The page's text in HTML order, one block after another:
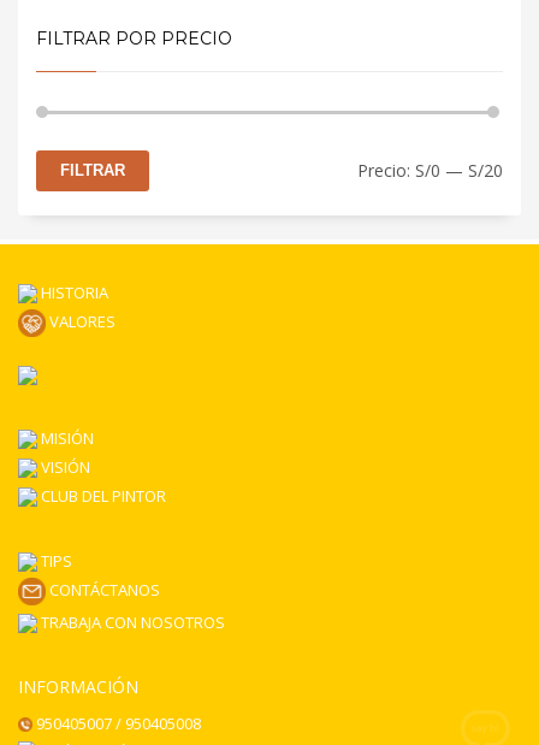
FILTRAR POR PRECIO
FILTRAR Precio: S/0 — S/20
HISTORIA
VALORES
MISIÓN
VISIÓN
CLUB DEL PINTOR
TIPS
CONTÁCTANOS
TRABAJA CON NOSOTROS
INFORMACIÓN
950405007 / 950405008